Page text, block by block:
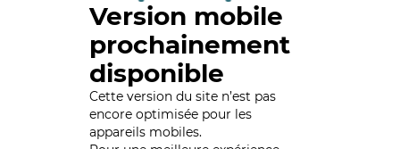
Version mobile
prochainement
disponible
Cette version du site n’est pas
encore optimisée pour les
appareils mobiles.